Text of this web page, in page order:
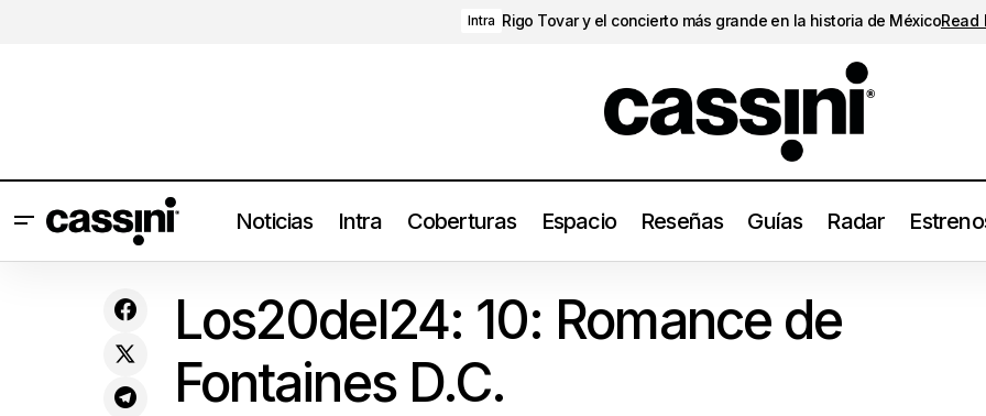
Intra Rigo Tovar y el concierto más grande en la historia de MéxicoRead
Noticias Intra Coberturas Espacio Reseñas Guías Radar
(2024) en la Ciudad de México
Los20del24: 10: Romance de Fontaines D.C.
Los20del24: 10: Romance de
Fontaines D.C.